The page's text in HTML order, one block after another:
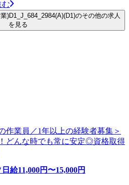
む
)D1_J_684_2984(A)(D1)のその他の求人
を見る
作業員／1年以上の経験者募集＞
どんな時でも常に安定◎資格取得
日給11,000円〜15,000円